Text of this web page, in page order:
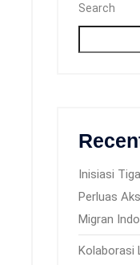
Search
Inisiasi
Perluas
Migran
Kolaborasi